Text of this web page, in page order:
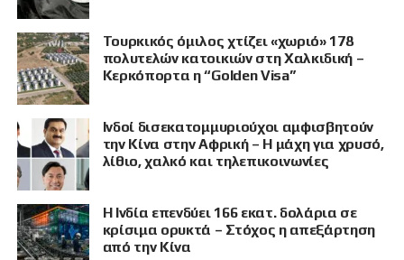
Τουρκικός όμιλος χτίζει «χωριό» 178
πολυτελών κατοικιών στη Χαλκιδική –
Κερκόπορτα η “Golden Visa”
Ινδοί δισεκατομμυριούχοι αμφισβητούν
την Κίνα στην Αφρική – Η μάχη για χρυσό,
λίθιο, χαλκό και τηλεπικοινωνίες
Η Ινδία επενδύει 166 εκατ. δολάρια σε
κρίσιμα ορυκτά – Στόχος η απεξάρτηση
από την Κίνα